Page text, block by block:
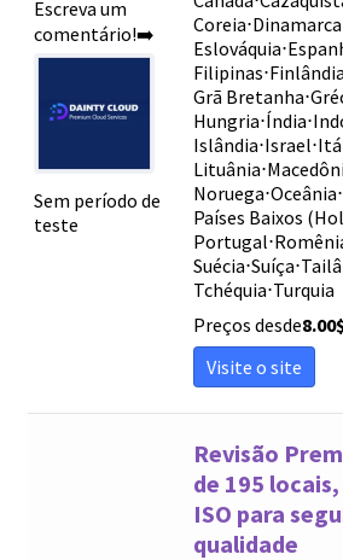
Escreva um
comentário!➡️
Sem período de
teste
Coreia⋅Dinamarca
Eslováquia⋅
Filipinas⋅Finlândia
Grã Bretanha⋅
Hungria⋅Índia⋅
Islândia⋅Israel⋅
Lituânia⋅
Noruega⋅Oceânia⋅
Países Baixos
Portugal⋅
Suécia⋅Suíça⋅
Tchéquia⋅Turquia
Preços desde8.00
Visite o site
Revisão
de 195
ISO para
qualidade